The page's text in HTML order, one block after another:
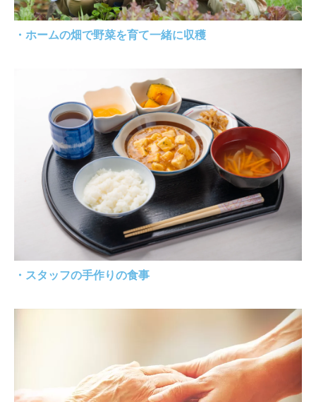
・ホームの畑で野菜を育て一緒に収穫
・スタッフの手作りの食事